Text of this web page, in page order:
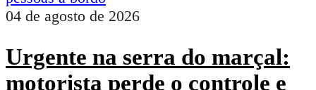
04 de agosto de 2026
Urgente na serra do marçal:
motorista perde o controle e